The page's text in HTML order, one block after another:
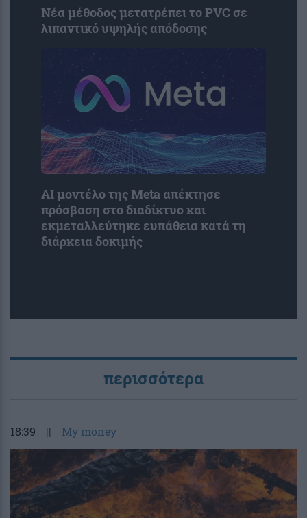
Νέα μέθοδος μετατρέπει το PVC σε
λιπαντικό υψηλής απόδοσης
AI μοντέλο της Meta απέκτησε
πρόσβαση στο διαδίκτυο και
εκμεταλλεύτηκε ευπάθεια κατά τη
διάρκεια δοκιμής
περισσότερα
18:39 || My money